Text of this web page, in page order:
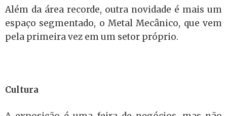
Além da área recorde, outra novidade é mais um
espaço segmentado, o Metal Mecânico, que vem
pela primeira vez em um setor próprio.
Cultura